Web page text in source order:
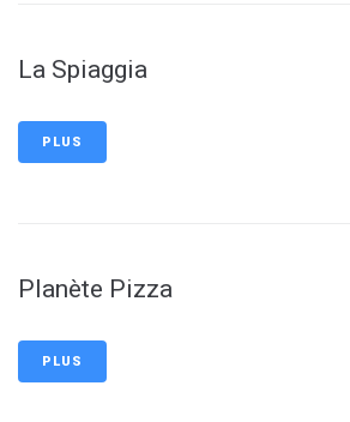
La Spiaggia
PLUS
Planète Pizza
PLUS